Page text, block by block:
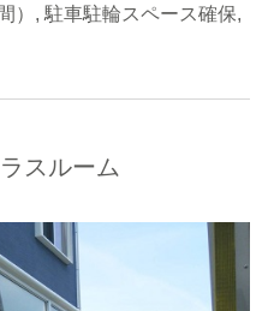
） , 駐車駐輪スペース確保,
スルーム